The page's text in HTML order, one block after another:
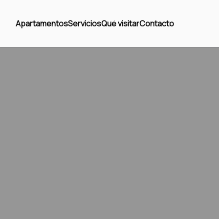
ApartamentosServiciosQué visitarContacto